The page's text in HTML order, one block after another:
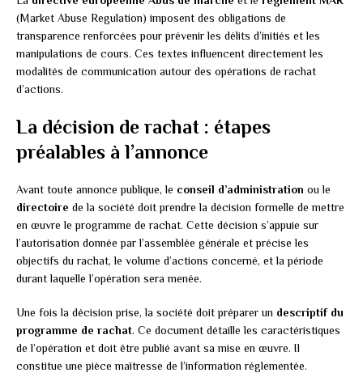
(Market Abuse Regulation) imposent des obligations de
transparence renforcées pour prévenir les délits d’initiés et les
manipulations de cours. Ces textes influencent directement les
modalités de communication autour des opérations de rachat
d’actions.
La décision de rachat : étapes
préalables à l’annonce
Avant toute annonce publique, le conseil d’administration ou le
directoire de la société doit prendre la décision formelle de mettre
en œuvre le programme de rachat. Cette décision s’appuie sur
l’autorisation donnée par l’assemblée générale et précise les
objectifs du rachat, le volume d’actions concerné, et la période
durant laquelle l’opération sera menée.
Une fois la décision prise, la société doit préparer un descriptif du
programme de rachat. Ce document détaille les caractéristiques
de l’opération et doit être publié avant sa mise en œuvre. Il
constitue une pièce maîtresse de l’information réglementée.